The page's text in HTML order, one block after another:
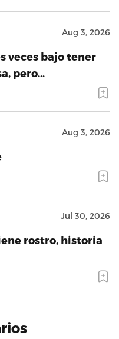
Aug 3, 2026
veces bajo tener
pero…
Aug 3, 2026
Jul 30, 2026
rostro, historia